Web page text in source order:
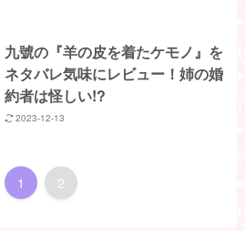
九號の『羊の皮を着たケモノ』を
ネタバレ気味にレビュー！姉の婚
約者は怪しい!?
2023-12-13
1 2